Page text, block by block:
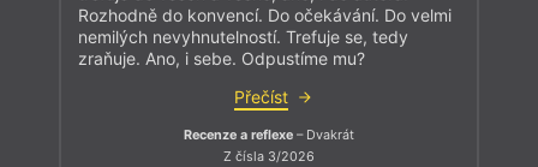
Rozhodně do konvencí. Do očekávání. Do velmi
nemilých nevyhnutelností. Trefuje se, tedy
zraňuje. Ano, i sebe. Odpustíme mu?
Přečíst
Recenze a reflexe – Dvakrát
Z čísla 3/2026